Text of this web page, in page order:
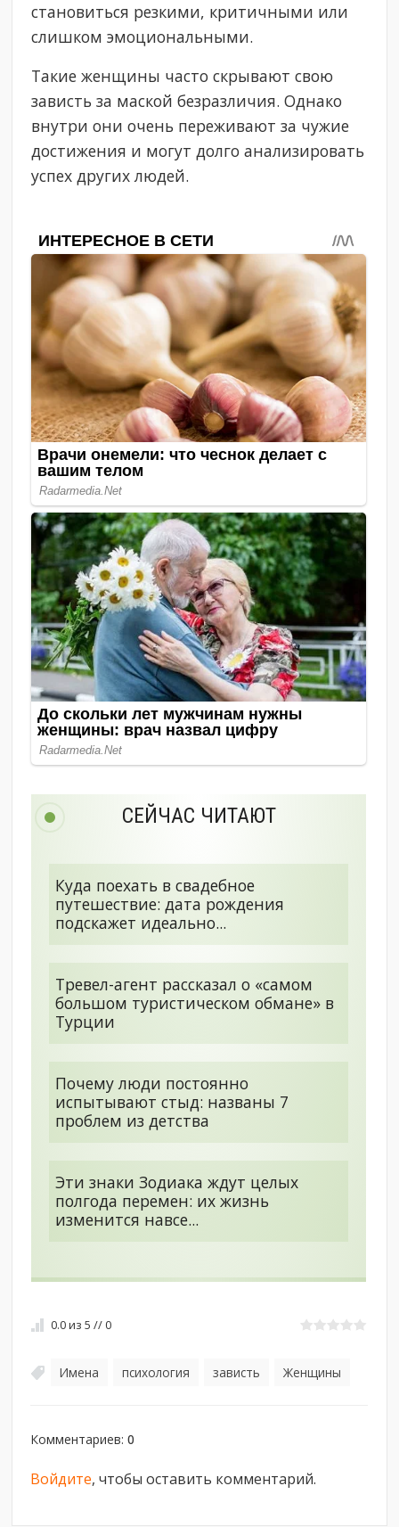
становиться резкими, критичными или
слишком эмоциональными.
Такие женщины часто скрывают свою
зависть за маской безразличия. Однако
внутри они очень переживают за чужие
достижения и могут долго анализировать
успех других людей.
СЕЙЧАС ЧИТАЮТ
Куда поехать в свадебное
путешествие: дата рождения
подскажет идеально...
Тревел-агент рассказал о «самом
большом туристическом обмане» в
Турции
Почему люди постоянно
испытывают стыд: названы 7
проблем из детства
Эти знаки Зодиака ждут целых
полгода перемен: их жизнь
изменится навсе...
0.0из5 // 0
Имена психология зависть Женщины
Комментариев:0
Войдите, чтобы оставить комментарий.